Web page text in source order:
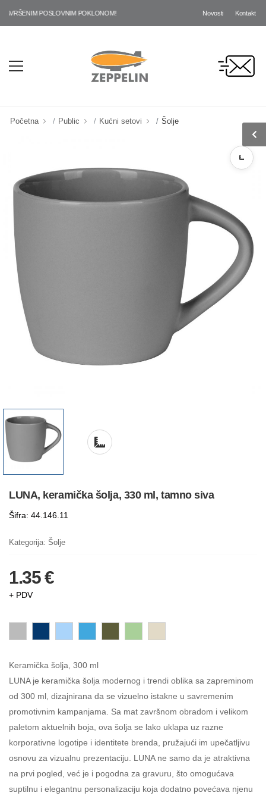
POSLOVNIM POKLONOM! Novosti Kontakt
Početna Public Kućni setovi Šolje
LUNA, keramička šolja, 330 ml, tamno siva
Šifra: 44.146.11
Kategorija: Šolje
1.35 €
+ PDV
Keramička šolja, 300 ml
LUNA je keramička šolja modernog i trendi oblika sa zapreminom
od 300 ml, dizajnirana da se vizuelno istakne u savremenim
promotivnim kampanjama. Sa mat završnom obradom i velikom
paletom aktuelnih boja, ova šolja se lako uklapa uz razne
korporativne logotipe i identitete brenda, pružajući im upečatljivu
osnovu za vizualnu prezentaciju. LUNA ne samo da je atraktivna
na prvi pogled, već je i pogodna za gravuru, što omogućava
suptilnu i elegantnu personalizaciju koja dodatno povećava njenu